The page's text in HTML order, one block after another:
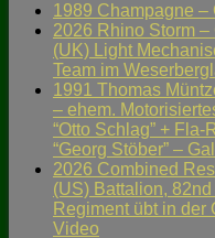
1989 Champagne –
2026 Rhino Storm
(UK) Light
Team im
1991 Thomas
– ehem.
“Otto Schlag” + Fla-
“Georg Stöber” –
2026 Combined
(US) Battalion,
Regiment übt in der
Video